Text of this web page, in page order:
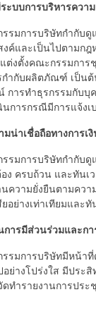
ะบบการบริหารควา
มการบริษัทกำกับดูแ
งค์และเป็นไปตามก
ต่งตั้งคณะกรรมการ
กำกับผลิตภัณฑ์ เป็น
การทำธุรกรรมกับบุ
นการกรณีมีการแจ้งเ
มน่าเชื่อถือทางการเ
มการบริษัทกำกับดูแ
อง ครบถ้วน และทัน
นความยั่งยืนตามคว
อย่างเท่าเทียมและทั
ารมีส่วนร่วมและกา
มการบริษัทมีหน้าที่ดู
อย่างโปร่งใส มีประ
ดทำรายงานการปร